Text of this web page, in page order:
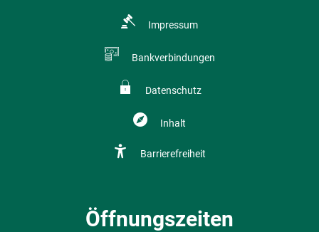
Impressum
Bankverbindungen
Datenschutz
Inhalt
Barrierefreiheit
Öffnungszeiten